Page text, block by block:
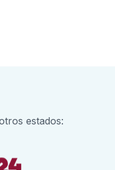
estados: